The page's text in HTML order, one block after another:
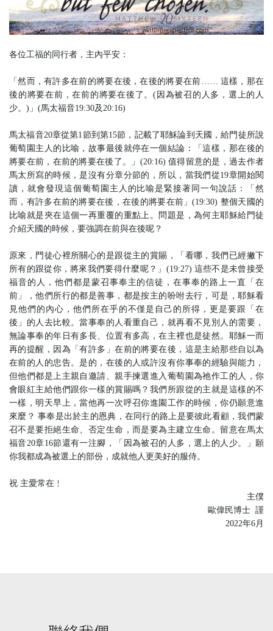
各位工福的同行者，主內平安：
「然而，有許多在前的將要在後，在後的將要在前…… 這樣，那在
後的將要在前，在前的將要在後了。(因為被召的人多，選上的人
少。)」(馬太福音19:30及20:16)
馬太福音20章從第1節到第15節，記載了耶穌論到天國，給門徒所說
葡萄園主人的比喻，故事最後就停在一個結論：「這樣，那在後的
將要在前，在前的將要在後了。」(20:16) 值得留意的是，過去作者
馬太所寫的時候，是沒有分章分節的，所以，當我們從19章開始閱
讀，就會發現這個葡萄園主人的比喻是緊接著同一句說話：「然
而，有許多在前的將要在後，在後的將要在前」(19:30) 整個天國的
比喻就是夾在這個一再重覆的重點上。問題是，為何主耶穌給門徒
介紹天國的時候，要強調在前與在後呢？
原來，門徒心裡所關心的是跟從主的賞賜，「看哪，我們已經撇下
所有的跟從你，將來我們要得什麼呢？」(19:27) 這些不是未曾接受
福音的人，他們都是蒙召事奉主的信徒，在事奉的路上一直「在
前」，他們所行的都是善事，都是按主的吩咐去行，可是，耶穌看
見他們的內心，他們所在乎的不僅是自己的所得，更是要跟「在
後」的人去比較。當事奉的人看重自己，就再看不見別人的需要，
無論事奉的年日有多長、位置有多高，在主裡也是徒然。耶穌一而
再的提醒，因為「有許多」在前的將要在後，這是主給那些自以為
在前的人的忠告。是的，在後的人或許沒有你事奉的經驗與能力，
但他們都是上主親自邀請、親手揀選進入葡萄園為祂作工的人，你
會眼紅主給他們跟你一樣的賞賜嗎？我們所跟從的主就是這樣的不
一樣，明天早上，當他再一次呼召你進園工作的時候，你仍願意進
來麼？ 事奉是出於主的恩典，在同行的路上是要彼此看顧，我們蒙
召不是要拒絕生命、否定生命，而是要為主建立生命。留意在馬太
福音20章16節還有一注腳，「因為被召的人多，選上的人少。」願
你我都成為被選上的部份，成就他人更美好的服侍。
祝 主愛常在﹗
主僕
歐偉民博士 謹
2022年6月